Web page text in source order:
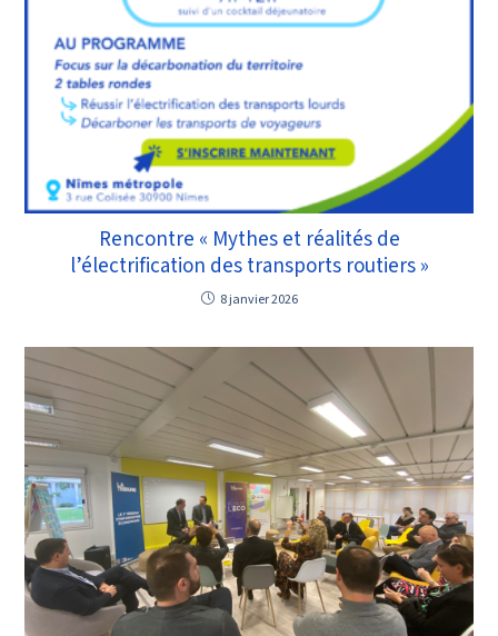
Rencontre « Mythes et réalités de
l’électrification des transports routiers »
8 janvier 2026